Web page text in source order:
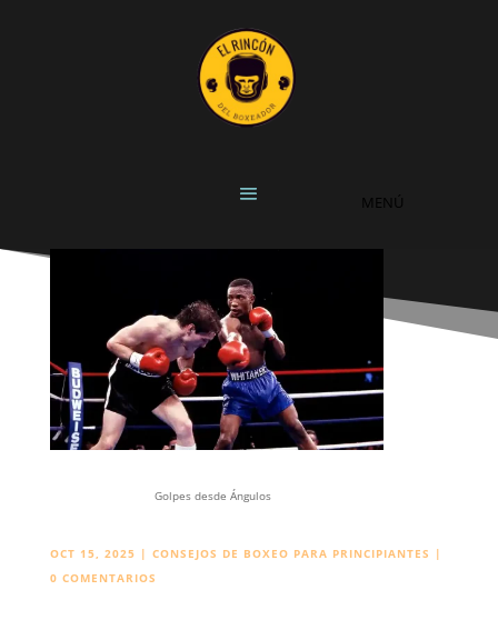
Golpes desde Ángulos
OCT 15, 2025 | CONSEJOS DE BOXEO PARA PRINCIPIANTES |
0 COMENTARIOS